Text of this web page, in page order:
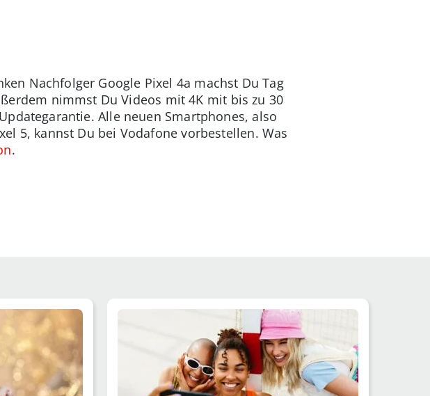
Nachfolger Google Pixel 4a machst Du Tag
nimmst Du Videos mit 4K mit bis zu 30
Alle neuen Smartphones, also
5, kannst Du bei Vodafone vorbestellen. Was
.